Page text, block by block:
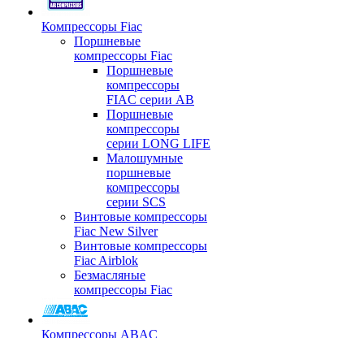
Компрессоры Fiac
Поршневые
компрессоры Fiac
Поршневые
компрессоры
FIAC серии AB
Поршневые
компрессоры
серии LONG LIFE
Малошумные
поршневые
компрессоры
серии SCS
Винтовые компрессоры
Fiac New Silver
Винтовые компрессоры
Fiac Airblok
Безмасляные
компрессоры Fiac
Компрессоры ABAC